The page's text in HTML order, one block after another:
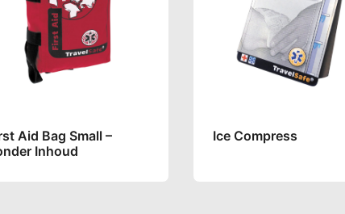
Aid Bag Small –
Inhoud
Ice Compress